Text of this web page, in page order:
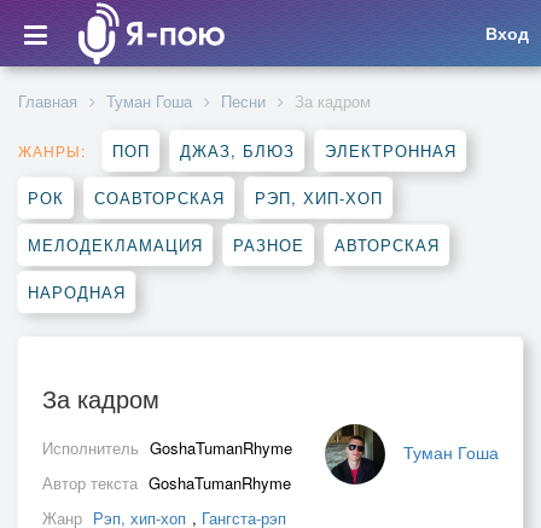
Вход
Главная Туман Гоша Песни За кадром
ЖАНРЫ: ПОП ДЖАЗ, БЛЮЗ ЭЛЕКТРОННАЯ
РОК СОАВТОРСКАЯ РЭП, ХИП-ХОП
МЕЛОДЕКЛАМАЦИЯ РАЗНОЕ АВТОРСКАЯ
НАРОДНАЯ
За кадром
Туман Гоша
Исполнитель GoshaTumanRhyme
Автор текста GoshaTumanRhyme
Жанр Рэп, хип-хоп , Гангста-рэп